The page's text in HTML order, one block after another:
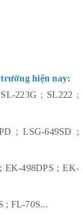
hiện nay:
223G ; SL222 ;
; LSG-649SD ;
EK-498DPS ; EK-
; FL-70S...